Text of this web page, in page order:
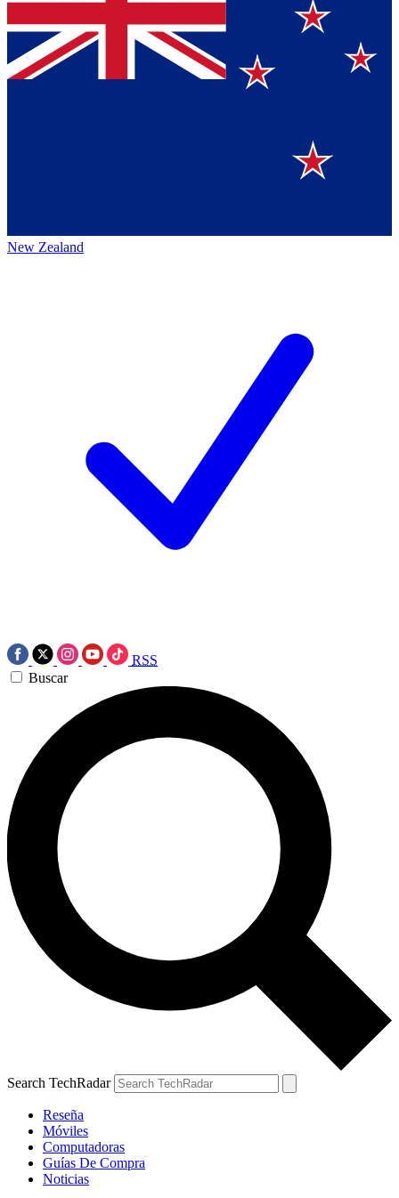
New Zealand
RSS
Buscar
Search TechRadar
Reseña
Móviles
Computadoras
Guías De Compra
Noticias